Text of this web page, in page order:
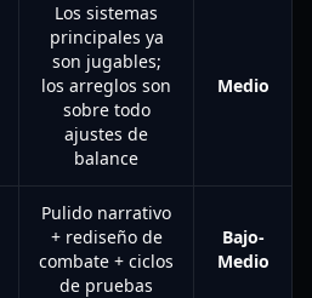
Los sistemas
principales ya
son jugables;
los arreglos son
sobre todo
ajustes de
balance
Medio
Pulido narrativo
+ rediseño de
combate + ciclos
de pruebas
Bajo-
Medio